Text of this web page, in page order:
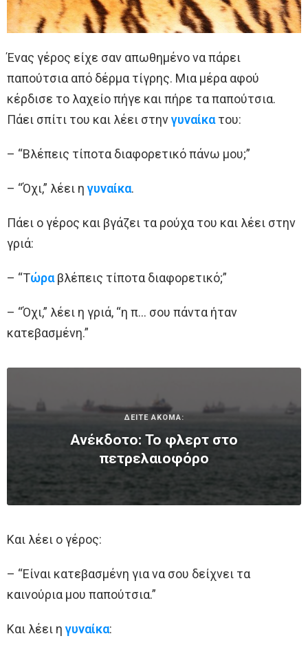
Ένας γέρος είχε σαν απωθημένο να πάρει
παπούτσια από δέρμα τίγρης. Μια μέρα αφού
κέρδισε το λαχείο πήγε και πήρε τα παπούτσια.
Πάει σπίτι του και λέει στηνγυναίκατου:
– “Βλέπεις τίποτα διαφορετικό πάνω μου;”
– “Όχι,” λέει η γυναίκα.
Πάει ο γέρος και βγάζει τα ρούχα του και λέει στην
γριά:
– “Τώραβλέπεις τίποτα διαφορετικό;”
– “Όχι,” λέει η γριά, “η π… σου πάντα ήταν
κατεβασμένη.”
ΔΕΙΤΕ ΑΚΟΜΑ:
Ανέκδοτο: Το φλερτ στο
πετρελαιοφόρο
Και λέει ο γέρος:
– “Είναι κατεβασμένη για να σου δείχνει τα
καινούρια μου παπούτσια.”
Και λέει η γυναίκα: